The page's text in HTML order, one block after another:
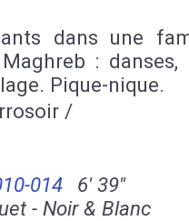
dans une
: danses,
Pique-nique.
/
014
6' 39''
- Noir & Blanc